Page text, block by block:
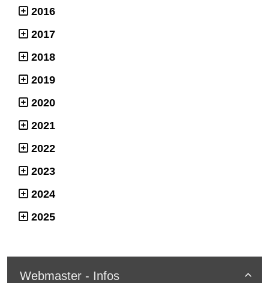
2016
2017
2018
2019
2020
2021
2022
2023
2024
2025

Webmaster - Infos